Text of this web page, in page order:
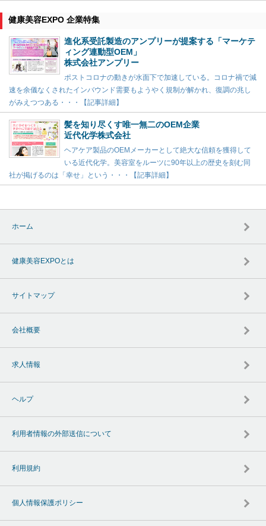
健康美容EXPO 企業特集
進化系受託製造のアンプリーが提案する「マーケテ
ィング連動型OEM」
株式会社アンプリー
ポストコロナの動きが水面下で加速している。コロナ禍で減
速を余儀なくされたインバウンド需要もようやく規制が解かれ、復調の兆し
がみえつつある・・・【記事詳細】
髪を知り尽くす唯一無二のOEM企業
近代化学株式会社
ヘアケア製品のOEMメーカーとして絶大な信頼を獲得して
いる近代化学。美容室をルーツに90年以上の歴史を刻む同
社が掲げるのは「幸せ」という・・・【記事詳細】
ホーム
健康美容EXPOとは
サイトマップ
会社概要
求人情報
ヘルプ
利用者情報の外部送信について
利用規約
個人情報保護ポリシー